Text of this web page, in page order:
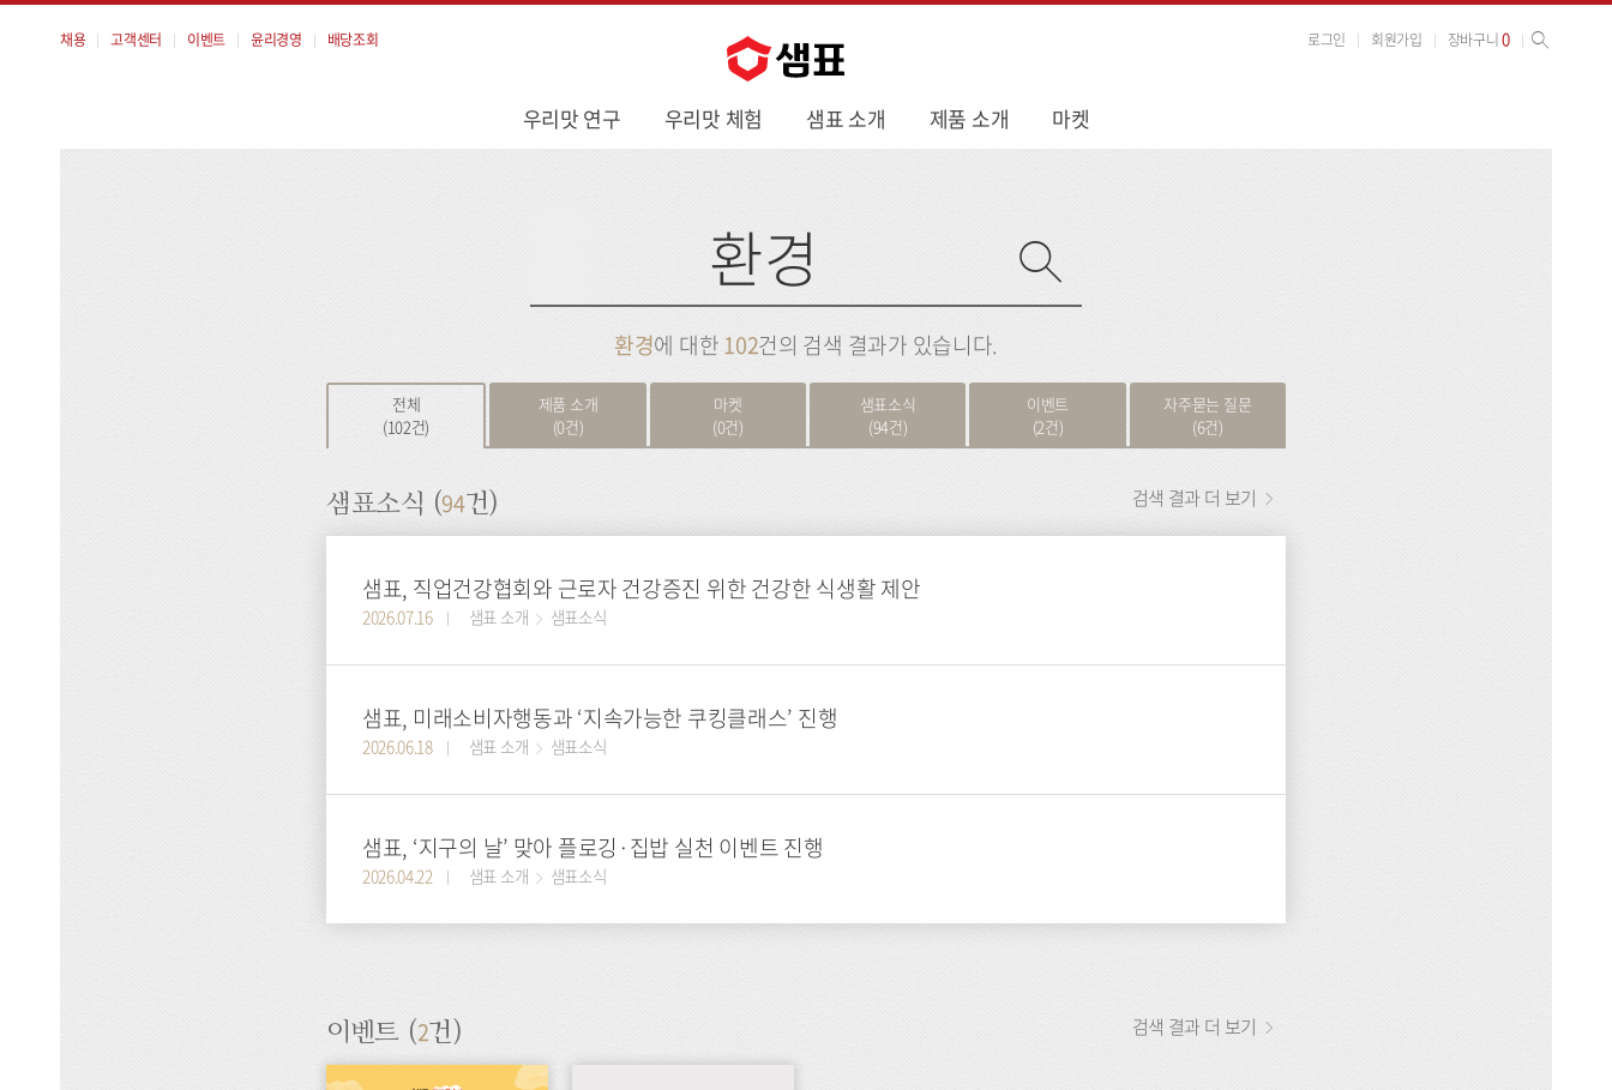
뉴
우리맛 연구 우리맛 체험 샘표 소개 제품 소개 마켓
채용 고객센터 이벤트 윤리경영 배당조회 로그인 회원가입 장바구니0 사이트 검색
검
검
환경에 대한102건의 검색 결과가 있습니다.
전체
(102건)
제품 소개
(0건)
마켓
(0건)
샘표소식
(94건)
이벤트
(2건)
자주묻는 질문
(6건)
샘표소식 (94건)
샘표, 직업건강협회와 근로자 건강증진 위한 건강한 식생활 제안
2026.07.16 샘표 소개 샘표소식
샘표, 미래소비자행동과 ‘지속가능한 쿠킹클래스’ 진행
2026.06.18 샘표 소개 샘표소식
샘표, ‘지구의 날’ 맞아 플로깅·집밥 실천 이벤트 진행
2026.04.22 샘표 소개 샘표소식
검색 결과 더 보기
이벤트 (2건) 검색 결과 더 보기